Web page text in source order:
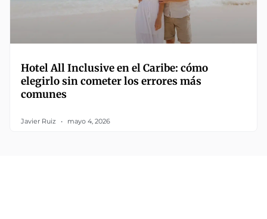
Hotel All Inclusive en el Caribe: cómo
elegirlo sin cometer los errores más
comunes
Javier Ruiz mayo 4, 2026